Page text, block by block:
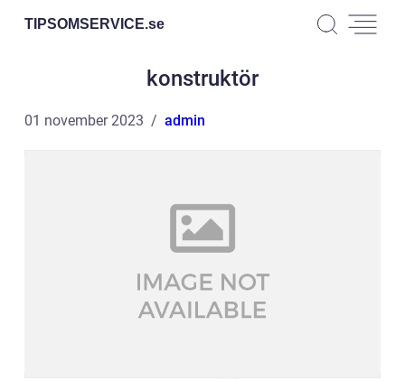
TIPSOMSERVICE.se
konstruktör
01 november 2023 admin